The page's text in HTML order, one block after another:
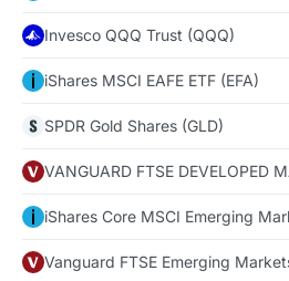
Invesco QQQ Trust (QQQ)
iShares MSCI EAFE ETF (EFA)
SPDR Gold Shares (GLD)
VANGUARD FTSE DEVELOPED
iShares Core MSCI Emerging
Vanguard FTSE Emerging